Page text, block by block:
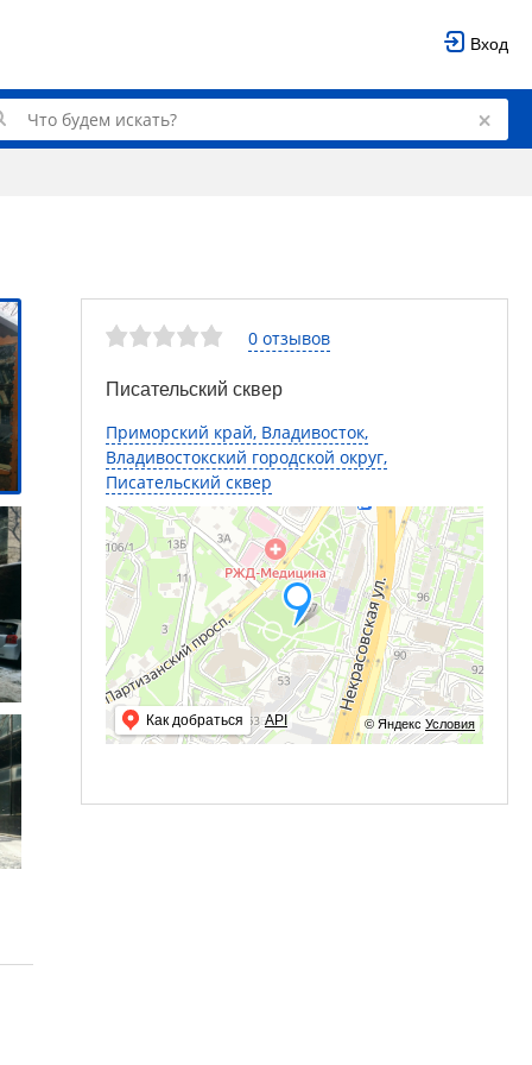
Вход
0 отзывов
Писательский сквер
Приморский край, Владивосток,
Владивостокский городской округ,
Писательский сквер
© Яндекс Условия
Как добраться API